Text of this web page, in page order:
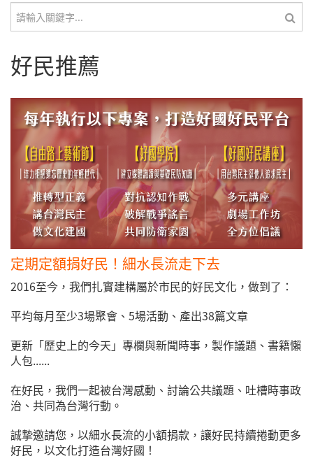
搜尋
好民推薦
定期定額捐好民！細水長流走下去
2016至今，我們扎實建構屬於市民的好民文化，做到了：
平均每月至少3場聚會、5場活動、產出38篇文章
更新「歷史上的今天」專欄與新聞時事，製作議題、書籍懶
人包......
在好民，我們一起被台灣感動、討論公共議題、吐槽時事政
治、共同為台灣行動。
誠摯邀請您，以細水長流的小額捐款，讓好民持續捲動更多
好民，以文化打造台灣好國！